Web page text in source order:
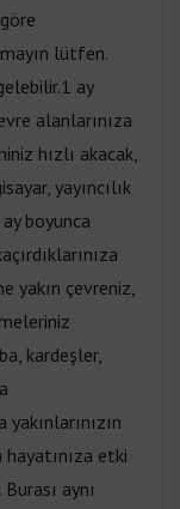
lütfen.
ay
alanlarınıza
hızlı akacak,
yayıncılık
boyunca
yakın çevreniz,
kardeşler,
etki
aynı